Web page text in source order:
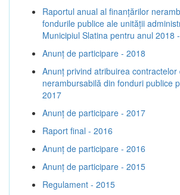
Raportul anual al finanțărilor
fondurile publice ale unității
Municipiul Slatina pentru anul 2018
Anunț de participare - 2018
Anunț privind atribuirea
nerambursabilă din fonduri publice
2017
Anunț de participare - 2017
Raport final - 2016
Anunț de participare - 2016
Anunț de participare - 2015
Regulament - 2015